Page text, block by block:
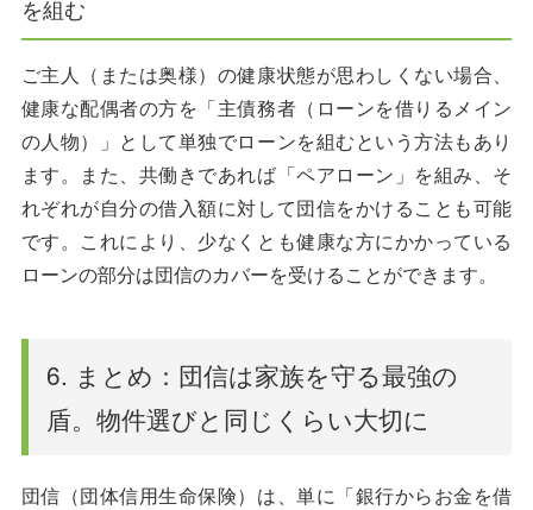
を組む
ご主人（または奥様）の健康状態が思わしくない場合、
健康な配偶者の方を「主債務者（ローンを借りるメイン
の人物）」として単独でローンを組むという方法もあり
ます。また、共働きであれば「ペアローン」を組み、そ
れぞれが自分の借入額に対して団信をかけることも可能
です。これにより、少なくとも健康な方にかかっている
ローンの部分は団信のカバーを受けることができます。
6. まとめ：団信は家族を守る最強の
盾。物件選びと同じくらい大切に
団信（団体信用生命保険）は、単に「銀行からお金を借